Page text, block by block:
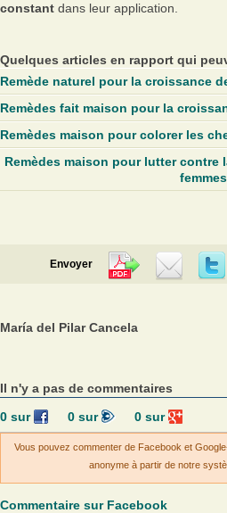
constant dans leur application.
Quelques articles en rapport qui
Remède naturel pour la croissance
Remèdes fait maison pour la
Remèdes maison pour colorer les
Remèdes maison pour lutter contre
femmes
Envoyer
María del Pilar Cancela
Il n'y a pas de commentaires
0sur 0sur 0 sur
Vous pouvez commenter de Facebook et
anonyme à partir de notre
Commentaire sur Facebook